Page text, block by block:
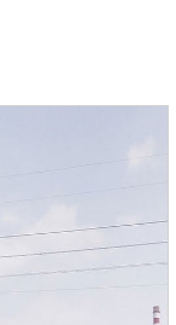
его
и
бортовым